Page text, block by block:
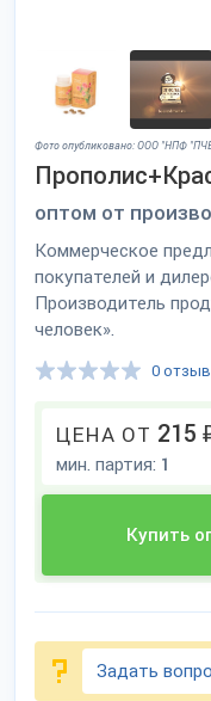
Фото опубликовано: ООО "НПФ
оптом от
Коммерческое
покупателей и
Производитель
человек».
ЦЕНА ОТ 215
мин. партия: 1
Купить
0
Задать